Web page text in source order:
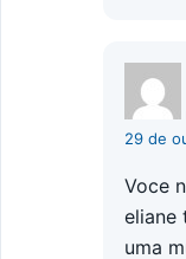
29 de
Voce
eliane
uma